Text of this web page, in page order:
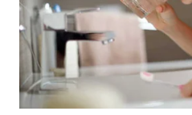
WN DELI
SERDANG
WN
TEBING